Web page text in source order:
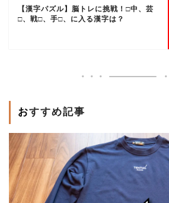
【漢字パズル】脳トレに挑戦！□中、芸
□、戦□、手□、に入る漢字は？
おすすめ記事